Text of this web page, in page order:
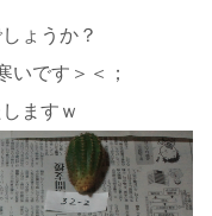
ょうか？
いです＞＜；
ますｗ